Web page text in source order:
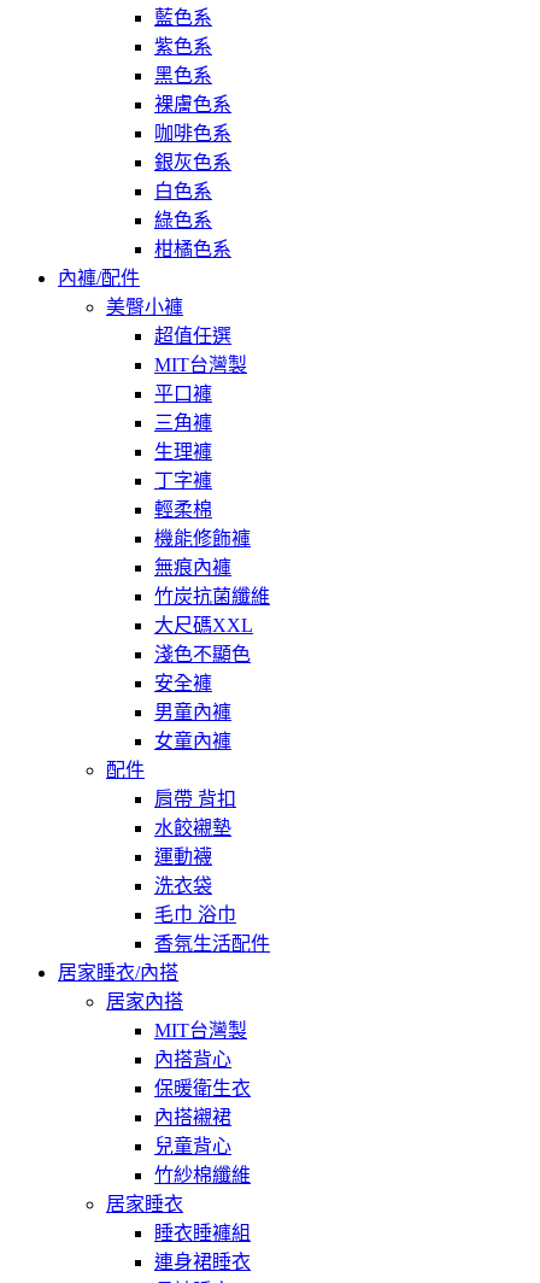
藍色系
紫色系
黑色系
裸膚色系
咖啡色系
銀灰色系
白色系
綠色系
柑橘色系
內褲/配件
美臀小褲
超值任選
MIT台灣製
平口褲
三角褲
生理褲
丁字褲
輕柔棉
機能修飾褲
無痕內褲
竹炭抗菌纖維
大尺碼XXL
淺色不顯色
安全褲
男童內褲
女童內褲
配件
肩帶 背扣
水餃襯墊
運動襪
洗衣袋
毛巾 浴巾
香氛生活配件
居家睡衣/內搭
居家內搭
MIT台灣製
內搭背心
保暖衛生衣
內搭襯裙
兒童背心
竹紗棉纖維
居家睡衣
睡衣睡褲組
連身裙睡衣